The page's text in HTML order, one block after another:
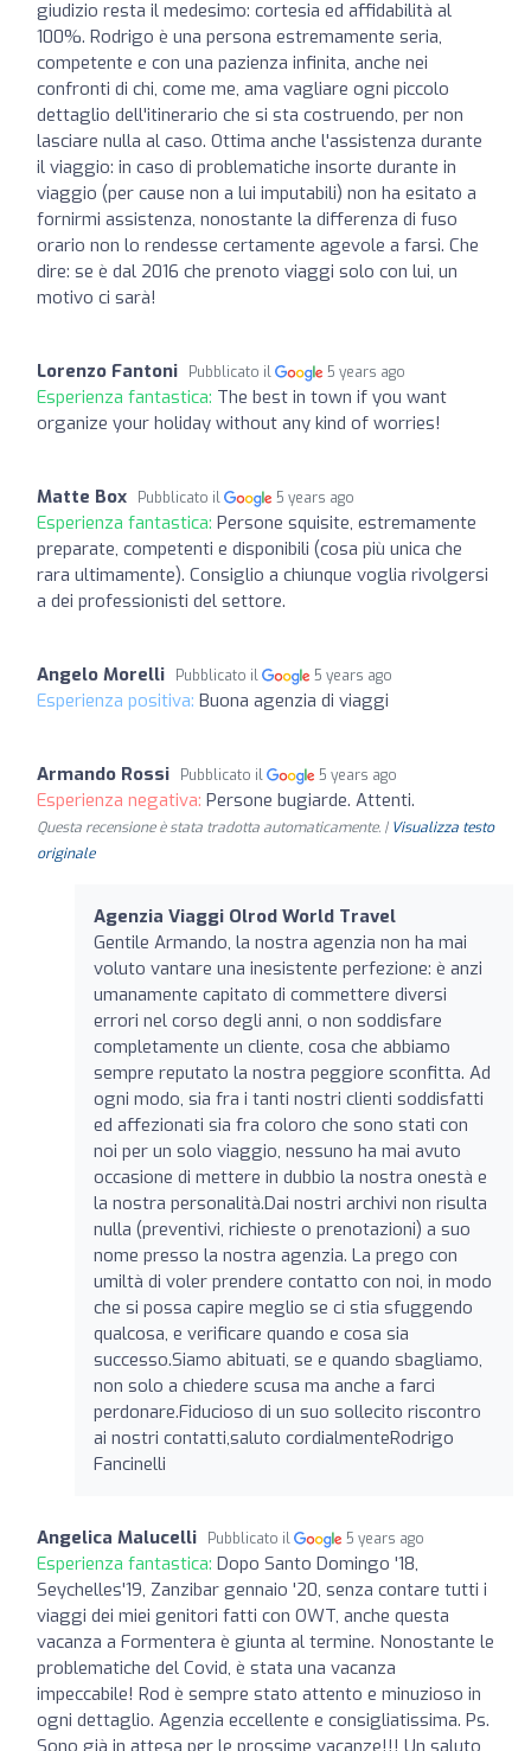
giudizio resta il medesimo: cortesia ed affidabilità al
100%. Rodrigo è una persona estremamente seria,
competente e con una pazienza infinita, anche nei
confronti di chi, come me, ama vagliare ogni piccolo
dettaglio dell'itinerario che si sta costruendo, per non
lasciare nulla al caso. Ottima anche l'assistenza durante
il viaggio: in caso di problematiche insorte durante in
viaggio (per cause non a lui imputabili) non ha esitato a
fornirmi assistenza, nonostante la differenza di fuso
orario non lo rendesse certamente agevole a farsi. Che
dire: se è dal 2016 che prenoto viaggi solo con lui, un
motivo ci sarà!
Lorenzo Fantoni Pubblicato il 5 years ago
Esperienza fantastica: The best in town if you want
organize your holiday without any kind of worries!
Matte Box Pubblicato il 5 years ago
Esperienza fantastica: Persone squisite, estremamente
preparate, competenti e disponibili (cosa più unica che
rara ultimamente). Consiglio a chiunque voglia rivolgersi
a dei professionisti del settore.
Angelo Morelli Pubblicato il 5 years ago
Esperienza positiva: Buona agenzia di viaggi
Armando Rossi Pubblicato il 5 years ago
Esperienza negativa: Persone bugiarde. Attenti.
Questa recensione è stata tradotta automaticamente. | Visualizza testo
originale
Agenzia Viaggi Olrod World Travel
Gentile Armando, la nostra agenzia non ha mai
voluto vantare una inesistente perfezione: è anzi
umanamente capitato di commettere diversi
errori nel corso degli anni, o non soddisfare
completamente un cliente, cosa che abbiamo
sempre reputato la nostra peggiore sconfitta. Ad
ogni modo, sia fra i tanti nostri clienti soddisfatti
ed affezionati sia fra coloro che sono stati con
noi per un solo viaggio, nessuno ha mai avuto
occasione di mettere in dubbio la nostra onestà e
la nostra personalità.Dai nostri archivi non risulta
nulla (preventivi, richieste o prenotazioni) a suo
nome presso la nostra agenzia. La prego con
umiltà di voler prendere contatto con noi, in modo
che si possa capire meglio se ci stia sfuggendo
qualcosa, e verificare quando e cosa sia
successo.Siamo abituati, se e quando sbagliamo,
non solo a chiedere scusa ma anche a farci
perdonare.Fiducioso di un suo sollecito riscontro
ai nostri contatti,saluto cordialmenteRodrigo
Fancinelli
Angelica Malucelli Pubblicato il 5 years ago
Esperienza fantastica: Dopo Santo Domingo '18,
Seychelles'19, Zanzibar gennaio '20, senza contare tutti i
viaggi dei miei genitori fatti con OWT, anche questa
vacanza a Formentera è giunta al termine. Nonostante le
problematiche del Covid, è stata una vacanza
impeccabile! Rod è sempre stato attento e minuzioso in
ogni dettaglio. Agenzia eccellente e consigliatissima. Ps.
Sono già in attesa per le prossime vacanze!!! Un saluto